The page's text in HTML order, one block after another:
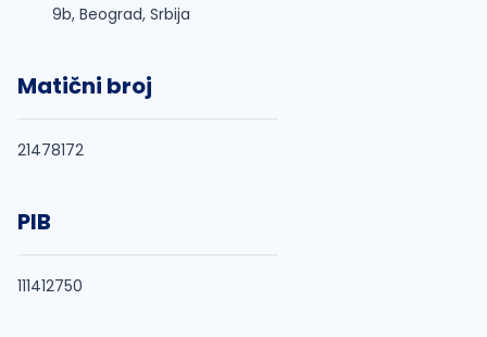
9b, Beograd, Srbija
Matični broj
21478172
PIB
111412750